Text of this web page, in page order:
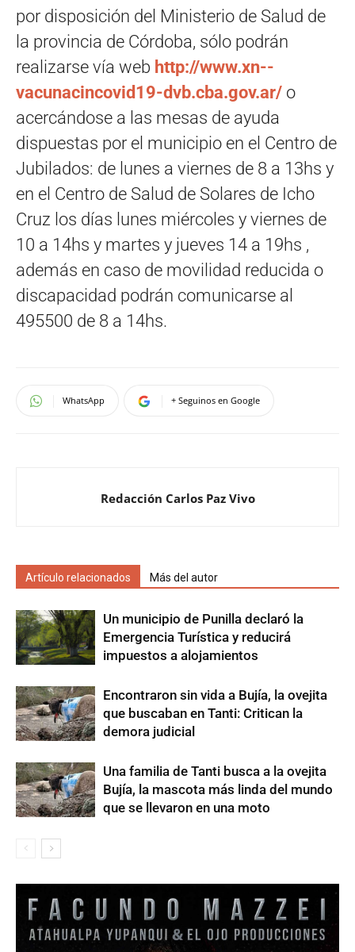
por disposición del Ministerio de Salud de
la provincia de Córdoba, sólo podrán
realizarse vía web http://www.xn--
vacunacincovid19-dvb.cba.gov.ar/ o
acercándose a las mesas de ayuda
dispuestas por el municipio en el Centro de
Jubilados: de lunes a viernes de 8 a 13hs y
en el Centro de Salud de Solares de Icho
Cruz los días lunes miércoles y viernes de
10 a 14hs y martes y jueves 14 a 19hs ,
además en caso de movilidad reducida o
discapacidad podrán comunicarse al
495500 de 8 a 14hs.
WhatsApp + Seguinos en Google
Redacción Carlos Paz Vivo
Artículo relacionados Más del autor
Un municipio de Punilla declaró la
Emergencia Turística y reducirá
impuestos a alojamientos
Encontraron sin vida a Bujía, la ovejita
que buscaban en Tanti: Critican la
demora judicial
Una familia de Tanti busca a la ovejita
Bujía, la mascota más linda del mundo
que se llevaron en una moto